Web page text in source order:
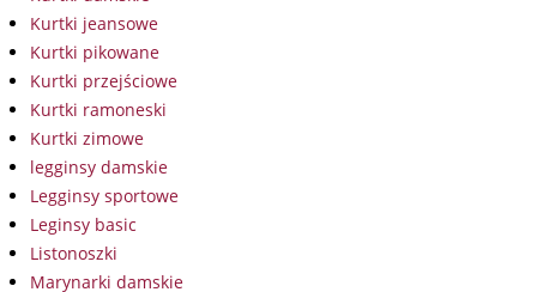
Kurtki jeansowe
Kurtki pikowane
Kurtki przejściowe
Kurtki ramoneski
Kurtki zimowe
legginsy damskie
Legginsy sportowe
Leginsy basic
Listonoszki
Marynarki damskie